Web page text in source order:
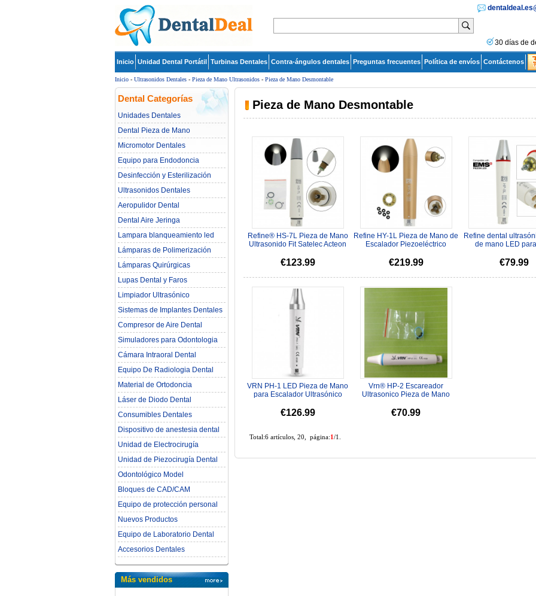
30 días de
Inicio Unidad Dental Portátil Turbinas Dentales Contra-ángulos dentales Preguntas frecuentes Política de envíos Contáctenos
Inicio - Ultrasonidos Dentales - Pieza de Mano Ultrasonidos - Pieza de Mano Desmontable
Dental Categorías
Unidades Dentales
Dental Pieza de Mano
Micromotor Dentales
Equipo para Endodoncia
Desinfección y Esterilización
Ultrasonidos Dentales
Aeropulidor Dental
Dental Aire Jeringa
Lampara blanqueamiento led
dental
Lámparas de Polimerización
Lámparas Quirúrgicas
Lupas Dental y Faros
Limpiador Ultrasónico
Sistemas de Implantes Dentales
Compresor de Aire Dental
Simuladores para Odontologia
Cámara Intraoral Dental
Equipo De Radiologia Dental‎
Material de Ortodoncia
Láser de Diodo Dental
Consumibles Dentales
Dispositivo de anestesia dental
Unidad de Electrocirugía
Unidad de Piezocirugía Dental
Odontológico Model
Bloques de CAD/CAM
Equipo de protección personal
Nuevos Productos
Equipo de Laboratorio Dental
Accesorios Dentales
Más vendidos
Pieza de Mano Desmontable
Refine® HS-7L Pieza de Mano
Ultrasonido Fit Satelec Acteon
€123.99
Refine HY-1L Pieza de Mano de
Escalador Piezoeléctrico
€219.99
Refine dental
de mano LED
€79.99
VRN PH-1 LED Pieza de Mano
para Escalador Ultrasónico
Woodpec...
€126.99
Vrn® HP-2 Escareador
Ultrasonico Pieza de Mano
€70.99
Total:6 artículos, 20, página:1/1.